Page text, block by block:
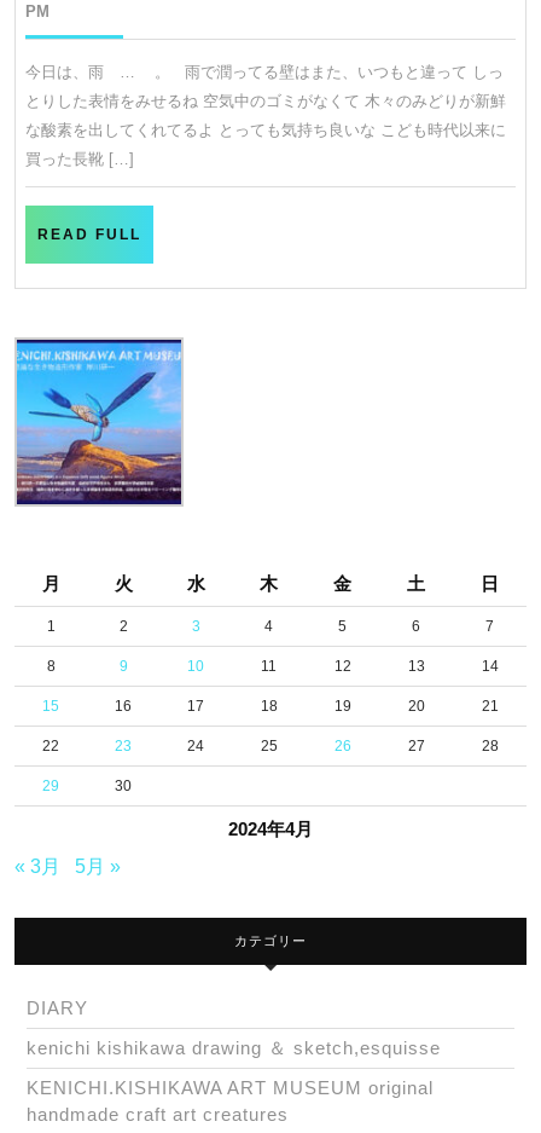
wall
86
日
PM
今日は、雨 … 。 雨で潤ってる壁はまた、いつもと違って しっ
とりした表情をみせるね 空気中のゴミがなくて 木々のみどりが新鮮
な酸素を出してくれてるよ とっても気持ち良いな こども時代以来に
買った長靴 […]
READ FULL
2024年4月
月 火 水 木 金 土 日
1 2 3 4 5 6 7
8 9 10 11 12 13 14
15 16 17 18 19 20 21
22 23 24 25 26 27 28
29 30
« 3月 5月 »
カテゴリー
DIARY
kenichi kishikawa drawing ＆ sketch,esquisse
KENICHI.KISHIKAWA ART MUSEUM original
handmade craft art creatures